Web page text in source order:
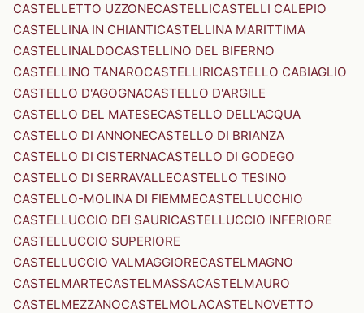
CASTELLETTO UZZONECASTELLICASTELLI CALEPIO
CASTELLINA IN CHIANTICASTELLINA MARITTIMA
CASTELLINALDOCASTELLINO DEL BIFERNO
CASTELLINO TANAROCASTELLIRICASTELLO CABIAGLIO
CASTELLO D'AGOGNACASTELLO D'ARGILE
CASTELLO DEL MATESECASTELLO DELL'ACQUA
CASTELLO DI ANNONECASTELLO DI BRIANZA
CASTELLO DI CISTERNACASTELLO DI GODEGO
CASTELLO DI SERRAVALLECASTELLO TESINO
CASTELLO-MOLINA DI FIEMMECASTELLUCCHIO
CASTELLUCCIO DEI SAURICASTELLUCCIO INFERIORE
CASTELLUCCIO SUPERIORE
CASTELLUCCIO VALMAGGIORECASTELMAGNO
CASTELMARTECASTELMASSACASTELMAURO
CASTELMEZZANOCASTELMOLACASTELNOVETTO